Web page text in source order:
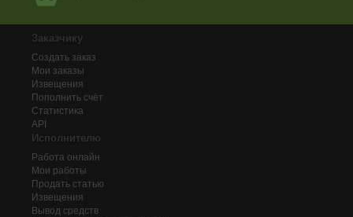
Заказчику
Создать заказ
Мои заказы
Извещения
Пополнить счёт
Статистика
API
Исполнителю
Работа онлайн
Мои работы
Продать статью
Извещения
Вывод средств